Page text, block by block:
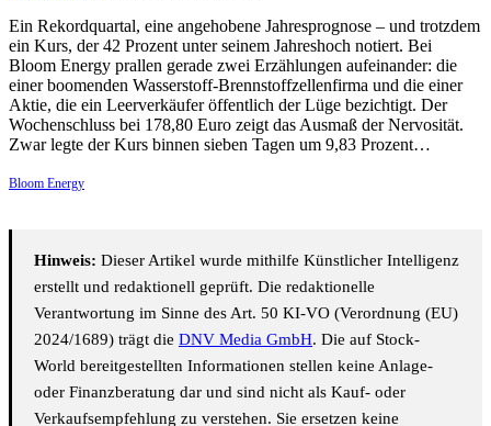
Ein Rekordquartal, eine angehobene Jahresprognose – und trotzdem
ein Kurs, der 42 Prozent unter seinem Jahreshoch notiert. Bei
Bloom Energy prallen gerade zwei Erzählungen aufeinander: die
einer boomenden Wasserstoff-Brennstoffzellenfirma und die einer
Aktie, die ein Leerverkäufer öffentlich der Lüge bezichtigt. Der
Wochenschluss bei 178,80 Euro zeigt das Ausmaß der Nervosität.
Zwar legte der Kurs binnen sieben Tagen um 9,83 Prozent…
Bloom Energy
Hinweis: Dieser Artikel wurde mithilfe Künstlicher Intelligenz
erstellt und redaktionell geprüft. Die redaktionelle
Verantwortung im Sinne des Art. 50 KI-VO (Verordnung (EU)
2024/1689) trägt die DNV Media GmbH. Die auf Stock-
World bereitgestellten Informationen stellen keine Anlage-
oder Finanzberatung dar und sind nicht als Kauf- oder
Verkaufsempfehlung zu verstehen. Sie ersetzen keine